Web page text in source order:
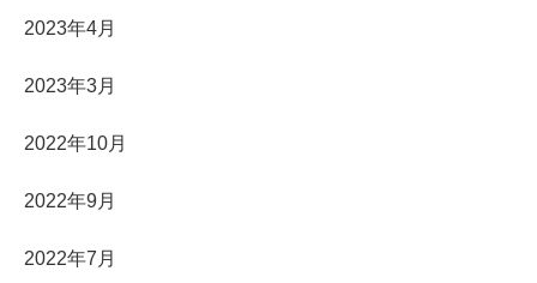
2023年4月
2023年3月
2022年10月
2022年9月
2022年7月